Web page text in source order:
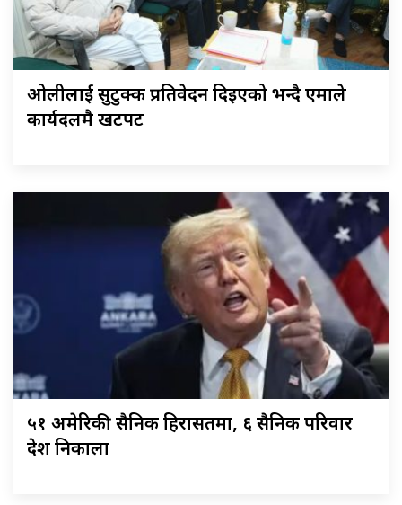
ओलीलाई सुटुक्क प्रतिवेदन दिइएको भन्दै एमाले
कार्यदलमै खटपट
५१ अमेरिकी सैनिक हिरासतमा, ६ सैनिक परिवार
देश निकाला